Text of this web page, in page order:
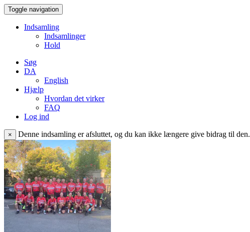
Toggle navigation
Indsamling
Indsamlinger
Hold
Søg
DA
English
Hjælp
Hvordan det virker
FAQ
Log ind
× Denne indsamling er afsluttet, og du kan ikke længere give bidrag til den.